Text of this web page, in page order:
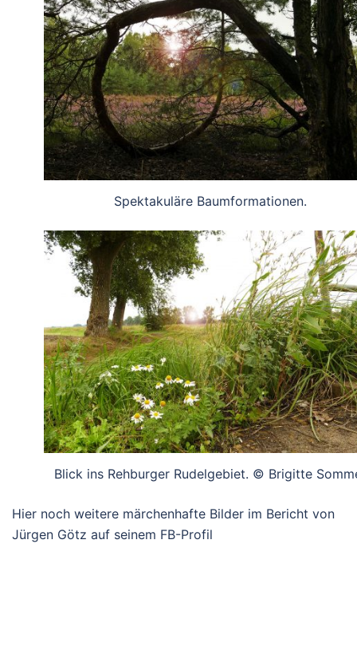
Spektakuläre Baumformationen.
Blick ins Rehburger Rudelgebiet. © Brigitte
Hier noch weitere märchenhafte Bilder im Bericht von
Jürgen Götz auf seinem FB-Profil